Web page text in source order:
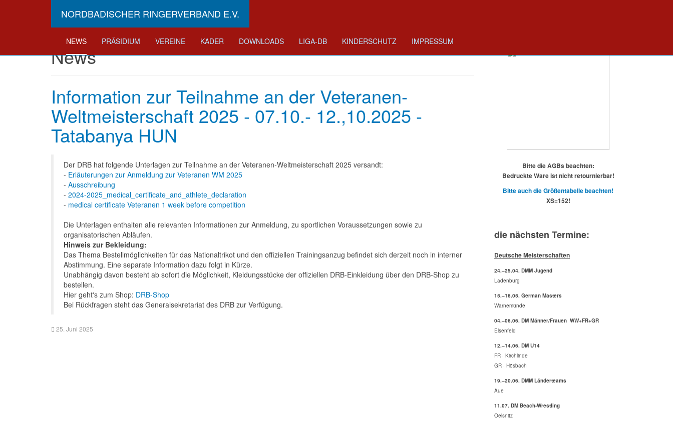
NORDBADISCHER RINGERVERBAND E.V.
NEWS PRÄSIDIUM VEREINE KADER DOWNLOADS LIGA-DB KINDERSCHUTZ IMPRESSUM
News
Information zur Teilnahme an der Veteranen-
Weltmeisterschaft 2025 - 07.10.- 12.,10.2025 -
Tatabanya HUN
Der DRB hat folgende Unterlagen zur Teilnahme an der Veteranen-Weltmeisterschaft 2025 versandt:
- Erläuterungen zur Anmeldung zur Veteranen WM 2025
- Ausschreibung
- 2024-2025_medical_certificate_and_athlete_declaration
- medical certificate Veteranen 1 week before competition
Die Unterlagen enthalten alle relevanten Informationen zur Anmeldung, zu sportlichen Voraussetzungen sowie zu
organisatorischen Abläufen.
Hinweis zur Bekleidung:
Das Thema Bestellmöglichkeiten für das Nationaltrikot und den offiziellen Trainingsanzug befindet sich derzeit noch in interner
Abstimmung. Eine separate Information dazu folgt in Kürze.
Unabhängig davon besteht ab sofort die Möglichkeit, Kleidungsstücke der offiziellen DRB-Einkleidung über den DRB-Shop zu
bestellen.
Hier geht's zum Shop: DRB-Shop
Bei Rückfragen steht das Generalsekretariat des DRB zur Verfügung.
25. Juni 2025
Bitte die AGBs beachten:
Bedruckte Ware ist nicht retournierbar!
Bitte auch die Größentabelle beachten!
XS=152!
die nächsten Termine:
Deutsche Meisterschaften
24.–25.04. DMM Jugend
Ladenburg
15.–16.05. German Masters
Warnemünde
04.–06.06. DM Männer/Frauen WW+FR+GR
Elsenfeld
12.–14.06. DM U14
FR · Kirchlinde
GR · Hösbach
19.–20.06. DMM Länderteams
Aue
11.07. DM Beach-Wrestling
Oelsnitz